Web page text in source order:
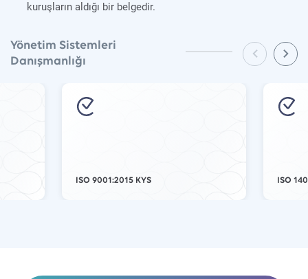
kuruşların aldığı bir belgedir.
Yönetim Sistemleri
Danışmanlığı
ISO 9001:2015 KYS ISO